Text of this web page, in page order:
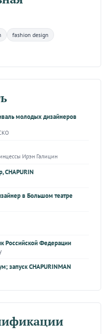
fashion design
молодых дизайнеров
Ирэн Галицин
CHAPURIN
в Большом театре
Российской Федерации
запуск CHAPURINMAN